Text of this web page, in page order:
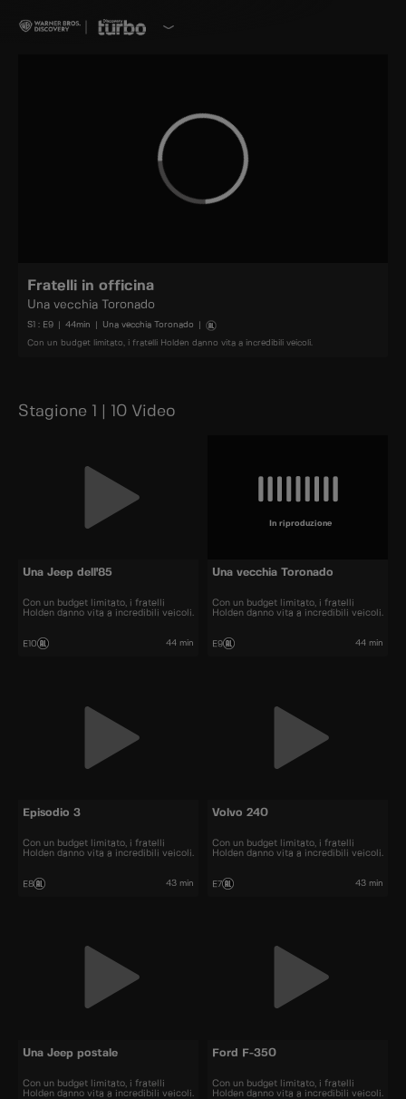
Fratelli in officina
Una vecchia Toronado
S1 : E9 44min Una vecchia Toronado
Con un budget limitato, i fratelli Holden danno vita a incredibili veicoli.
Stagione 1 | 10 Video
Una Jeep dell'85
Con un budget limitato, i fratelli
Holden danno vita a incredibili veicoli.
E10 44 min
In riproduzione
Una vecchia Toronado
Con un budget limitato, i fratelli
Holden danno vita a incredibili veicoli.
E9 44 min
Episodio 3
Con un budget limitato, i fratelli
Holden danno vita a incredibili veicoli.
E8 43 min
Volvo 240
Con un budget limitato, i fratelli
Holden danno vita a incredibili veicoli.
E7 43 min
Una Jeep postale
Con un budget limitato, i fratelli
Holden danno vita a incredibili veicoli.
Ford F-350
Con un budget limitato, i fratelli
Holden danno vita a incredibili veicoli.